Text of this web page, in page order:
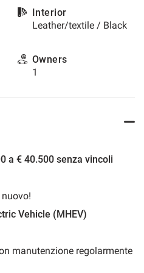
Interior
Leather/textile / Black
Owners
1
a € 40.500 senza vincoli
Vehicle (MHEV)
manutenzione regolarmente